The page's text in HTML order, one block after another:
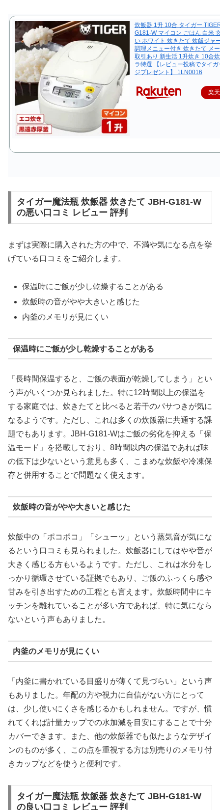
炊飯器 1升 10合 タイガー
G181-W マイコン ごはん 白米
い ホワイト 炊きたて 炊飯ジャ
調理メニュー付き 炊きたて メ
取引あり 新生活 1升炊き 10合
ラ特選 【レビュー投稿でタイ
ジプレゼント】 1LN0016
楽
タイガー魔法瓶 炊飯器 炊きたて JBH-G181-W
の悪い口コミ レビュー 評判
まずは実際に購入された方の中で、不満や気になる点を挙
げている口コミをご紹介します。
保温時にご飯が少し乾燥することがある
炊飯時の音がやや大きいと感じた
内釜のメモリが見にくい
保温時にご飯が少し乾燥することがある
「長時間保温すると、ご飯の表面が乾燥してしまう」とい
う声がいくつか見られました。特に12時間以上の保温を
する家庭では、炊きたてと比べると若干のパサつきが気に
なるようです。ただし、これは多くの炊飯器に共通する課
題でもあります。JBH-G181-Wはご飯の劣化を抑える「保
温モード」を搭載しており、8時間以内の保温であれば味
の低下は少ないという意見も多く、こまめな炊飯や冷凍保
存と併用することで問題なく使えます。
炊飯時の音がやや大きいと感じた
炊飯中の「ポコポコ」「シューッ」という蒸気音が気にな
るという口コミも見られました。炊飯器にしてはやや音が
大きく感じる方もいるようです。ただし、これは水分をし
っかり循環させている証拠でもあり、ご飯のふっくら感や
甘みを引き出すための工程とも言えます。炊飯時間中にキ
ッチンを離れていることが多い方であれば、特に気になら
ないという声もありました。
内釜のメモリが見にくい
「内釜に書かれている目盛りが薄くて見づらい」という声
もありました。年配の方や視力に自信がない方にとって
は、少し使いにくさを感じるかもしれません。ですが、慣
れてくれば計量カップでの水加減を目安にすることで十分
カバーできます。また、他の炊飯器でも似たようなデザイ
ンのものが多く、この点を重視する方は別売りのメモリ付
きカップなどを使うと便利です。
タイガー魔法瓶 炊飯器 炊きたて JBH-G181-W
の良い口コミ レビュー 評判